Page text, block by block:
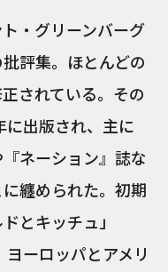
・グリーンバーグ
評集。ほとんどの
されている。その
出版され、主に
ネーション』誌な
纏められた。初期
とキッチュ」
ヨーロッパとアメリ